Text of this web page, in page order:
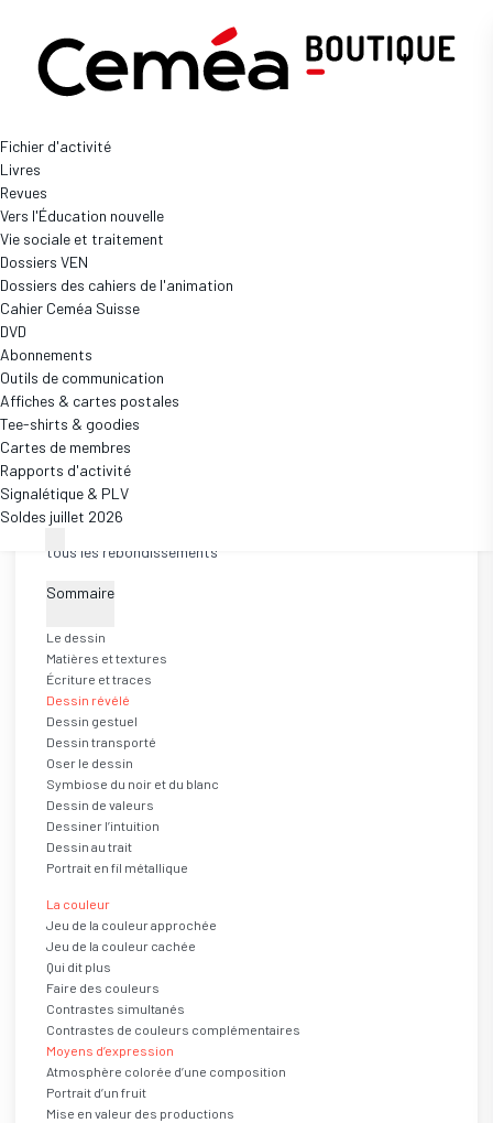
Fichier d'activité
Livres
Revues
Vers l'Éducation nouvelle
Vie sociale et traitement
Dossiers VEN
Dossiers des cahiers de l'animation
Cahier Ceméa Suisse
DVD
Abonnements
Outils de communication
Affiches & cartes postales
Tee-shirts & goodies
Cartes de membres
Rapports d'activité
Signalétique & PLV
Soldes juillet 2026
Réf: PDOS-CAH-12
11,00 €
Disponibilité
Quantité
Provoquer le plaisir de créer, permettre l’expression à partir
d’un minimum de savoir-faire. L’animateur, l’animatrice se
prépare à répondre à l’intérêt du moment et à alimenter
tous les rebondissements
Sommaire
Le dessin
Matières et textures
Écriture et traces
Dessin révélé
Dessin gestuel
Dessin transporté
Oser le dessin
Symbiose du noir et du blanc
Dessin de valeurs
Dessiner l’intuition
Dessin au trait
Portrait en fil métallique
La couleur
Jeu de la couleur approchée
Jeu de la couleur cachée
Qui dit plus
Faire des couleurs
Contrastes simultanés
Contrastes de couleurs complémentaires
Moyens d’expression
Atmosphère colorée d’une composition
Portrait d’un fruit
Mise en valeur des productions